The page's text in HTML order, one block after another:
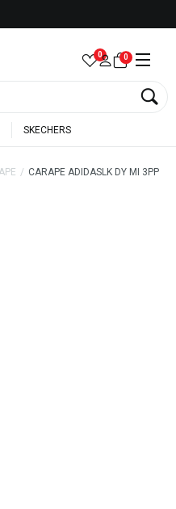
0 0
SKECHERS
CARAPE ADIDASLK DY MI 3PP